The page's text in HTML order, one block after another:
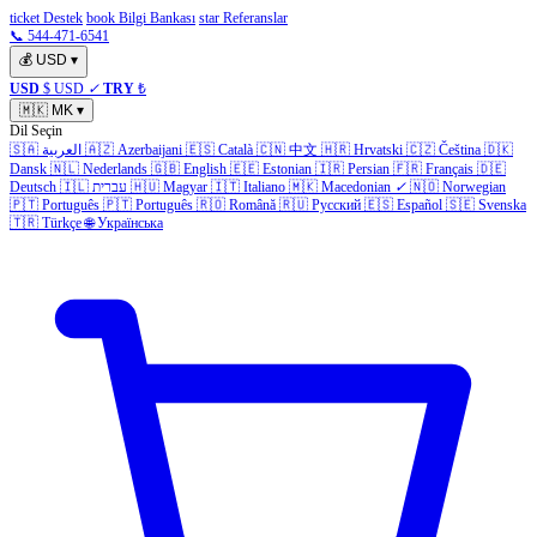
ticket Destek book Bilgi Bankası star Referanslar
📞 544-471-6541
💰 USD ▾
USD $ USD ✓ TRY ₺
🇲🇰 MK ▾
Dil Seçin
🇸🇦 العربية 🇦🇿 Azerbaijani 🇪🇸 Català 🇨🇳 中文 🇭🇷 Hrvatski 🇨🇿 Čeština 🇩🇰
Dansk 🇳🇱 Nederlands 🇬🇧 English 🇪🇪 Estonian 🇮🇷 Persian 🇫🇷 Français 🇩🇪
Deutsch 🇮🇱 עברית 🇭🇺 Magyar 🇮🇹 Italiano 🇲🇰 Macedonian ✓ 🇳🇴 Norwegian
🇵🇹 Português 🇵🇹 Português 🇷🇴 Română 🇷🇺 Русский 🇪🇸 Español 🇸🇪 Svenska
🇹🇷 Türkçe 🌐 Українська